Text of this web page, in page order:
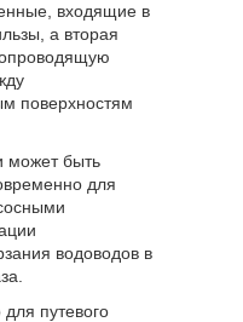
входящие в
а вторая
поверхностям
может быть
для
водоводов в
путевого